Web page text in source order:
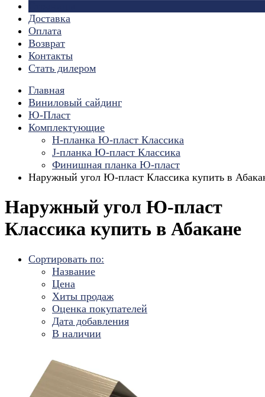
Доставка
Оплата
Возврат
Контакты
Стать дилером
Главная
Виниловый сайдинг
Ю-Пласт
Комплектующие
H-планка Ю-пласт Классика
J-планка Ю-пласт Классика
Финишная планка Ю-пласт
Наружный угол Ю-пласт Классика купить в
Наружный угол Ю-пласт
Классика купить в Абакане
Сортировать по:
Название
Цена
Хиты продаж
Оценка покупателей
Дата добавления
В наличии